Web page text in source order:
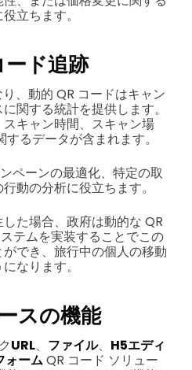
立ちます。
ード追跡
、動的 QR コードはキャン
関する統計を提供します。
キャン時間、スキャン場
るデータが含まれます。
ペーンの最適化、特定の取
動の分析に役立ちます。
た場合、政府は動的な QR
テムを実装することでこの
でき、旅行中の個人の移動
なります。
スの機能
URL、 ファイル、 H5エディ
ームQR コード ソリュー